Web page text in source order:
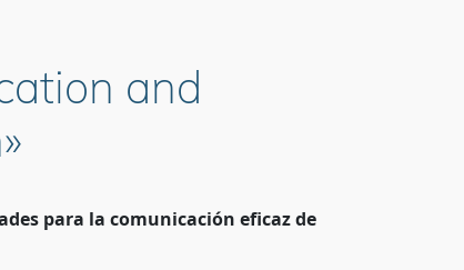
and
para la comunicación eficaz de